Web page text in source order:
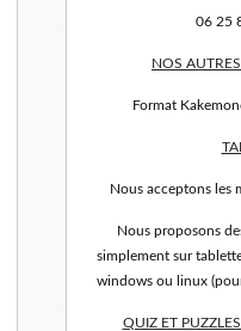
06 25
NOS
Format
Nous acceptons les
Nous proposons
simplement sur
windows ou linux
QUIZ ET